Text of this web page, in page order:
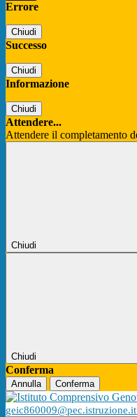
Errore
Chiudi
Successo
Chiudi
Informazione
Chiudi
Attendere...
Attendere il completamento
Chiudi
Chiudi
Conferma
Annulla Conferma
geic860009@pec.istruzione.it